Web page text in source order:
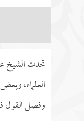
تحدث الشيخ
العلماء،
وفصل القول